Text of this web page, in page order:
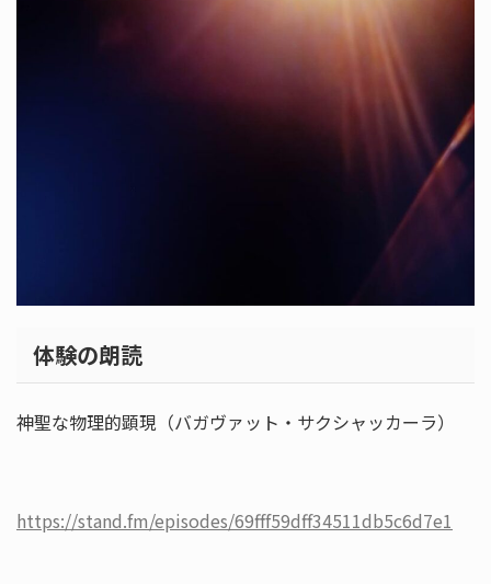
体験の朗読
神聖な物理的顕現（バガヴァット・サクシャッカーラ）
https://stand.fm/episodes/69fff59dff34511db5c6d7e1